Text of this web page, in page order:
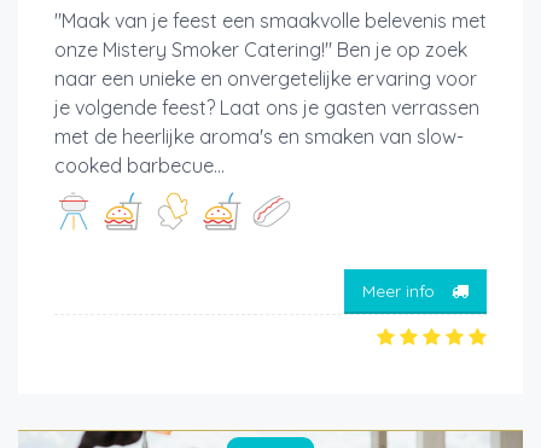
"Maak van je feest een smaakvolle belevenis met
onze Mistery Smoker Catering!" Ben je op zoek
naar een unieke en onvergetelijke ervaring voor
je volgende feest? Laat ons je gasten verrassen
met de heerlijke aroma's en smaken van slow-
cooked barbecue...
Meer info